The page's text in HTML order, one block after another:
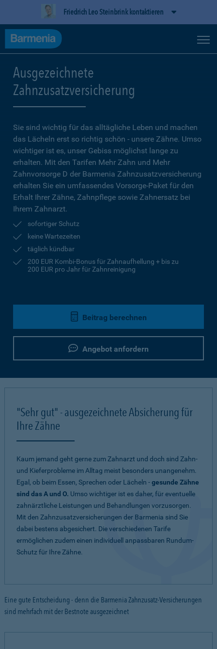
Friedrich Leo Steinbrink kontaktieren
Ausgezeichnete
Zahnzusatzversicherung
Sie sind wichtig für das alltägliche Leben und machen
das Lächeln erst so richtig schön - unsere Zähne. Umso
wichtiger ist es, unser Gebiss möglichst lange zu
erhalten. Mit den Tarifen Mehr Zahn und Mehr
Zahnvorsorge D der Barmenia Zahnzusatzversicherung
erhalten Sie ein umfassendes Vorsorge-Paket für den
Erhalt Ihrer Zähne, Zahnpflege sowie Zahnersatz bei
Ihrem Zahnarzt.
sofortiger Schutz
keine Wartezeiten
täglich kündbar
200 EUR Kombi-Bonus für Zahnaufhellung + bis zu
200 EUR pro Jahr für Zahnreinigung
Beitrag berechnen
Angebot anfordern
"Sehr gut" - ausgezeichnete Absicherung für
Ihre Zähne
Kaum jemand geht gerne zum Zahnarzt und doch sind Zahn-
und Kieferprobleme im Alltag meist besonders unangenehm.
Egal, ob beim Essen, Sprechen oder Lächeln -gesunde Zähne
sind das A und O. Umso wichtiger ist es daher, für eventuelle
zahnärztliche Leistungen und Behandlungen vorzusorgen.
Mit den Zahnzusatzversicherungen der Barmenia sind Sie
dabei bestens abgesichert. Die verschiedenen Tarife
ermöglichen zudem einen individuell anpassbaren Rundum-
Schutz für Ihre Zähne.
Eine gute Entscheidung - denn die Barmenia Zahnzusatz-Versicherungen
sind mehrfach mit der Bestnote ausgezeichnet